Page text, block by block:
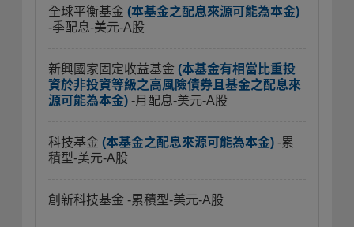
全球平衡基金 (本基金之配息來源可能為本金)
-季配息-美元-A股
新興國家固定收益基金 (本基金有相當比重投
資於非投資等級之高風險債券且基金之配息來
源可能為本金) -月配息-美元-A股
科技基金 (本基金之配息來源可能為本金) -累
積型-美元-A股
創新科技基金 -累積型-美元-A股